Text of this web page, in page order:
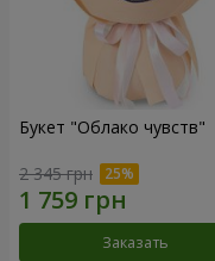
Букет "Облако чувств"
2 345 грн
Заказать